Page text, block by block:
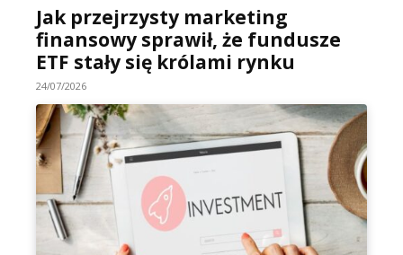
Jak przejrzysty marketing
finansowy sprawił, że fundusze
ETF stały się królami rynku
24/07/2026